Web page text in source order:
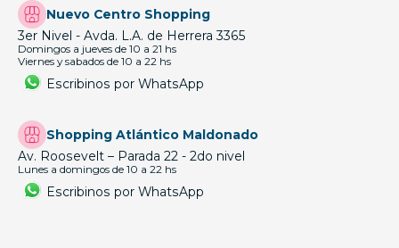
Nuevo Centro Shopping
3er Nivel - Avda. L.A. de Herrera 3365
Domingos a jueves de 10 a 21 hs
Viernes y sabados de 10 a 22 hs
Escribinos por WhatsApp
Shopping Atlántico Maldonado
Av. Roosevelt – Parada 22 - 2do nivel
Lunes a domingos de 10 a 22 hs
Escribinos por WhatsApp